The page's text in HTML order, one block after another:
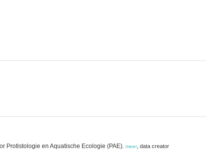
Protistologie en Aquatische Ecologie (PAE) meer, data creator